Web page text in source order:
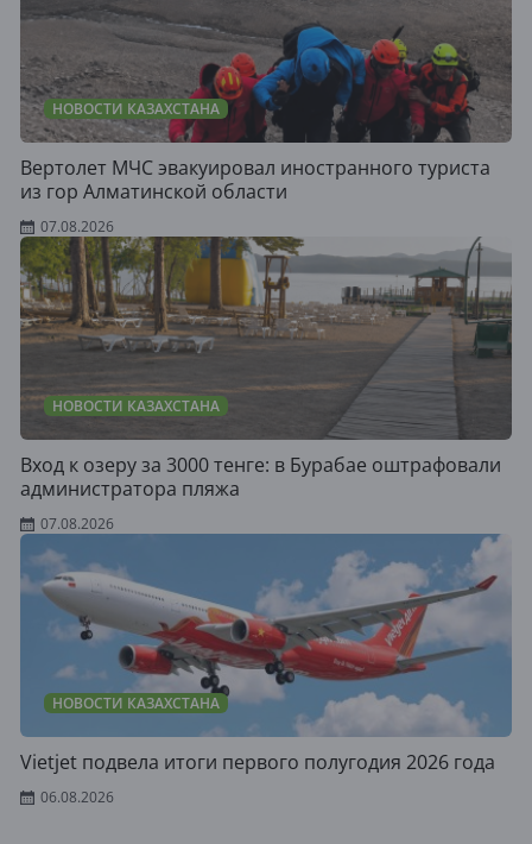
НОВОСТИ КАЗАХСТАНА
Вертолет МЧС эвакуировал иностранного туриста
из гор Алматинской области
07.08.2026
НОВОСТИ КАЗАХСТАНА
Вход к озеру за 3000 тенге: в Бурабае оштрафовали
администратора пляжа
07.08.2026
НОВОСТИ КАЗАХСТАНА
Vietjet подвела итоги первого полугодия 2026 года
06.08.2026